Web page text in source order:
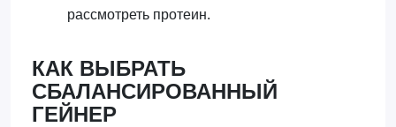
рассмотреть протеин.
КАК ВЫБРАТЬ
СБАЛАНСИРОВАННЫЙ
ГЕЙНЕР